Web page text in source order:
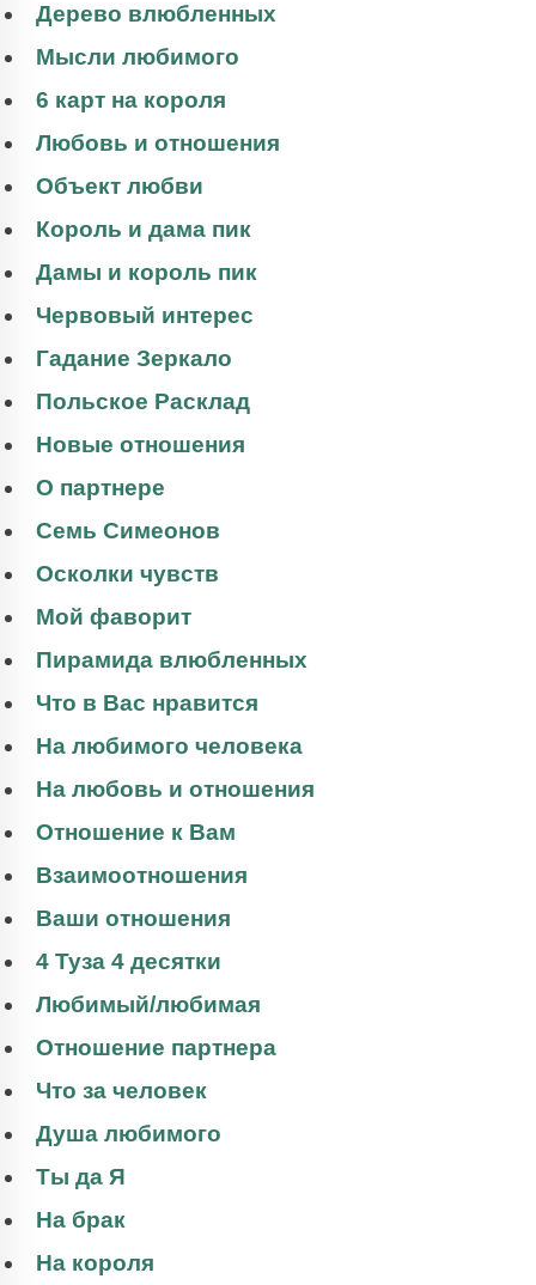
Дерево влюбленных
Мысли любимого
6 карт на короля
Любовь и отношения
Объект любви
Король и дама пик
Дамы и король пик
Червовый интерес
Гадание Зеркало
Польское Расклад
Новые отношения
О партнере
Семь Симеонов
Осколки чувств
Мой фаворит
Пирамида влюбленных
Что в Вас нравится
На любимого человека
На любовь и отношения
Отношение к Вам
Взаимоотношения
Ваши отношения
4 Туза 4 десятки
Любимый/любимая
Отношение партнера
Что за человек
Душа любимого
Ты да Я
На брак
На короля